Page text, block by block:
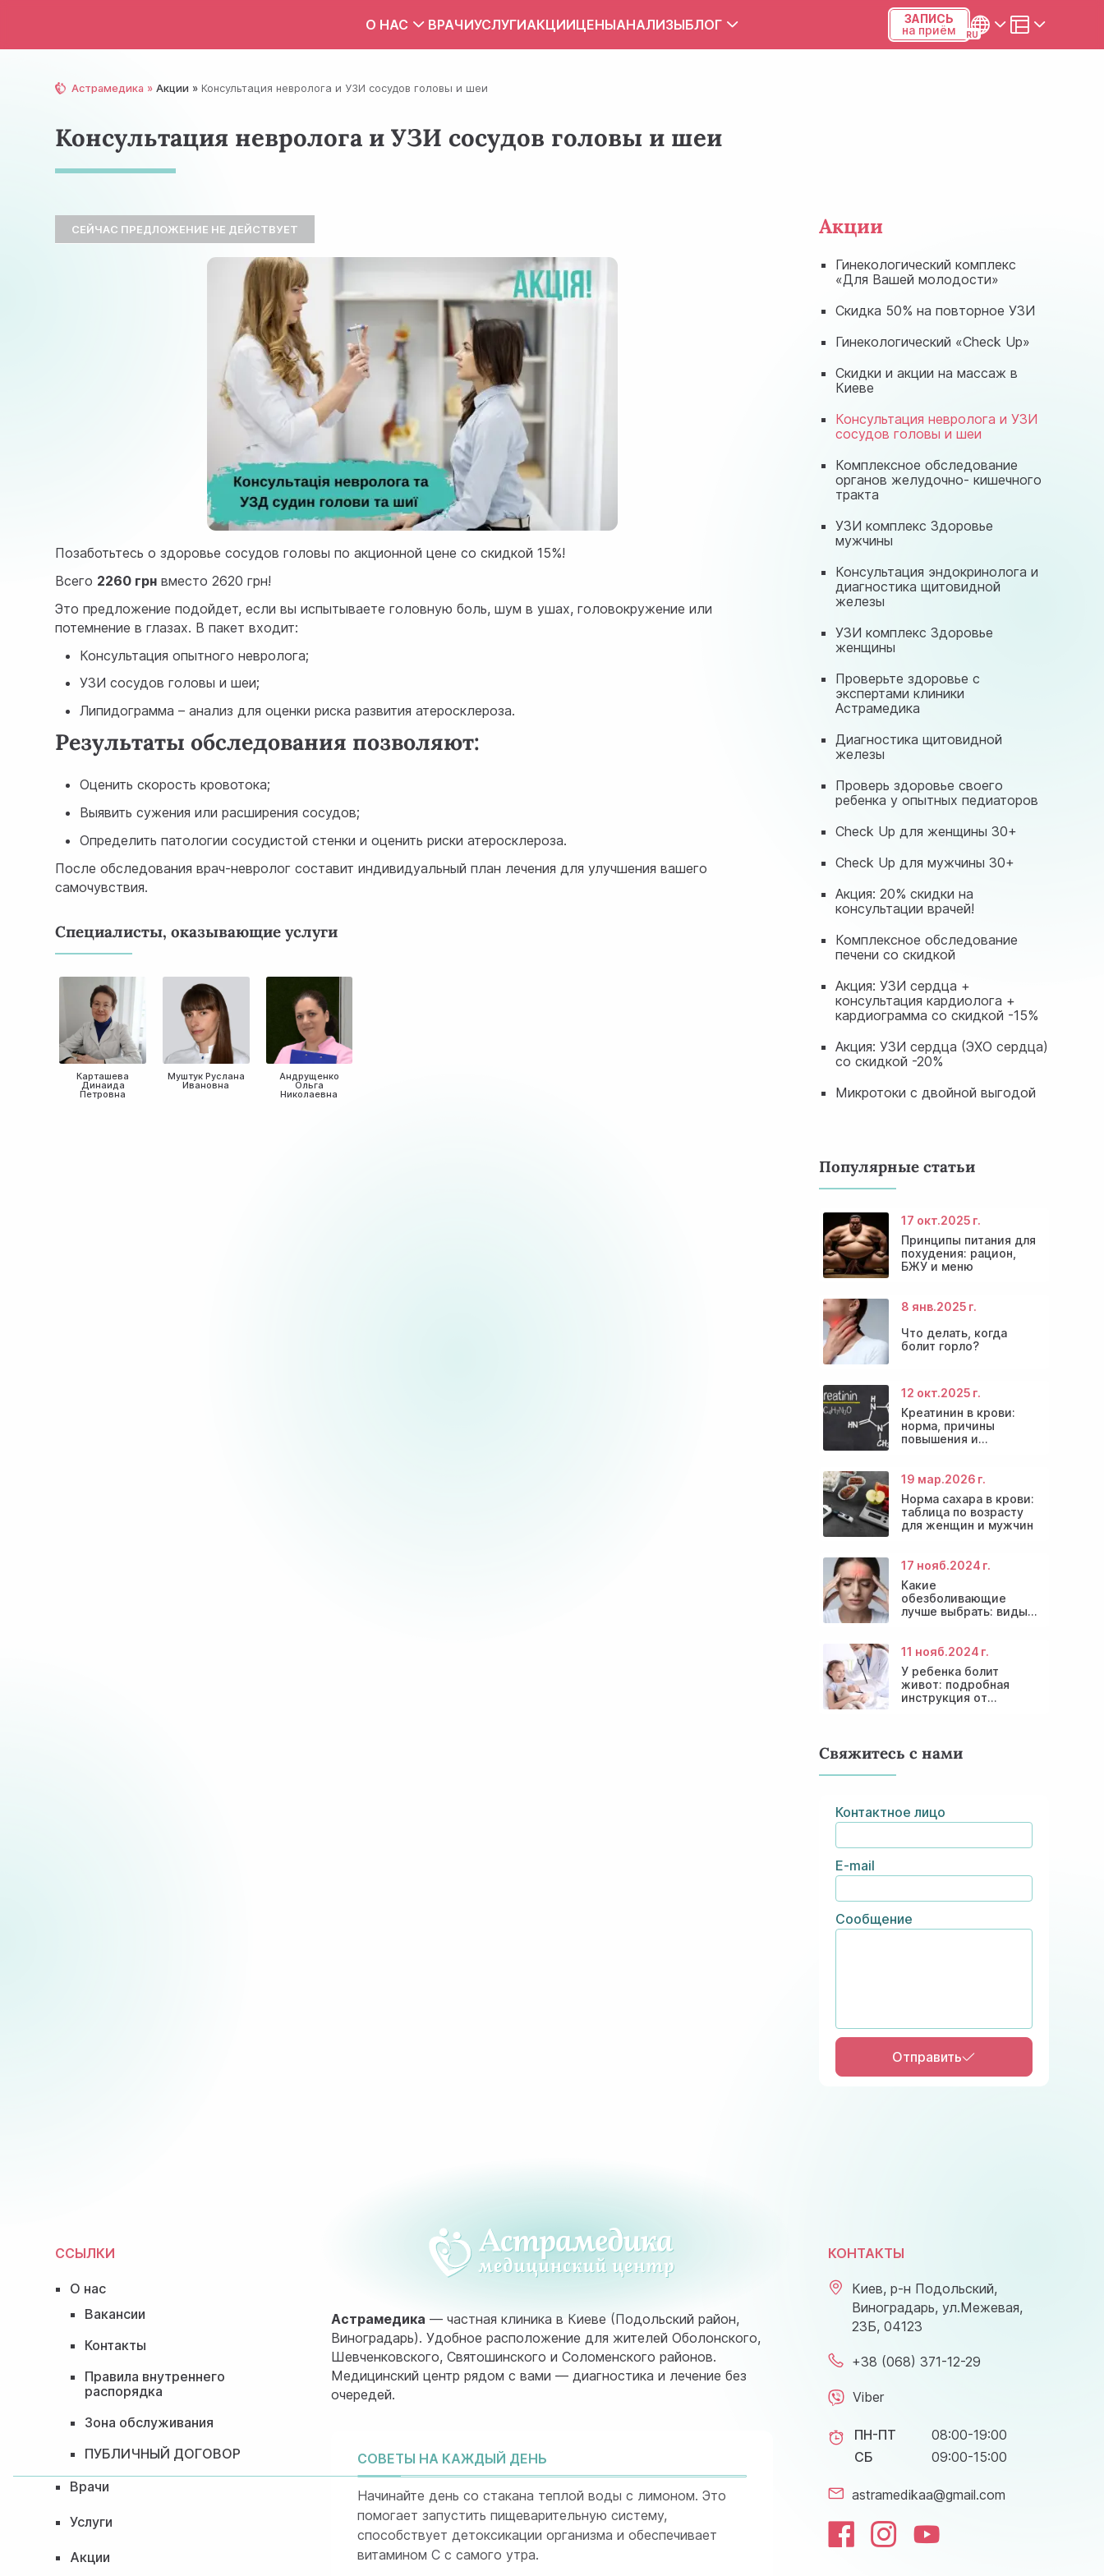
О НАС
Контакты
Правила внутреннего распорядка
Зона обслуживания
ВРАЧИУСЛУГИАКЦИИЦЕНЫАНАЛИЗЫБЛОГ
ЗАПИСЬ
на приём
Viber
ПН-ПТ
08:00-19:00
09:00-15:00
astramedikaa@gmail.com
Астрамедика Акции Консультация невролога и УЗИ сосудов головы и шеи
Консультация невролога и УЗИ сосудов головы и шеи
СЕЙЧАС ПРЕДЛОЖЕНИЕ НЕ ДЕЙСТВУЕТ
Позаботьтесь о здоровье сосудов головы по акционной цене со скидкой 15%!
Всего 2260 грн вместо 2620 грн!
Это предложение подойдет, если вы испытываете головную боль, шум в ушах, головокружение или
потемнение в глазах. В пакет входит:
Консультация опытного невролога;
УЗИ сосудов головы и шеи;
Липидограмма – анализ для оценки риска развития атеросклероза.
Результаты обследования позволяют:
Оценить скорость кровотока;
Выявить сужения или расширения сосудов;
Определить патологии сосудистой стенки и оценить риски атеросклероза.
После обследования врач-невролог составит индивидуальный план лечения для улучшения вашего
самочувствия.
Специалисты, оказывающие услуги
Карташева
Динаида
Петровна
Муштук Руслана
Ивановна
Андрущенко
Ольга
Николаевна
Акции
Гинекологический комплекс
«Для Вашей молодости»
Скидка 50% на повторное УЗИ
Гинекологический «Check Up»
Скидки и акции на массаж в
Киеве
Консультация невролога и УЗИ
сосудов головы и шеи
Комплексное обследование
органов желудочно- кишечного
тракта
УЗИ комплекс Здоровье
мужчины
Консультация эндокринолога и
диагностика щитовидной
железы
УЗИ комплекс Здоровье
женщины
Проверьте здоровье с
экспертами клиники
Астрамедика
Диагностика щитовидной
железы
Проверь здоровье своего
ребенка у опытных педиаторов
Check Up для женщины 30+
Check Up для мужчины 30+
Акция: 20% скидки на
консультации врачей!
Комплексное обследование
печени со скидкой
Акция: УЗИ сердца +
консультация кардиолога +
кардиограмма со скидкой -15%
Акция: УЗИ сердца (ЭХО сердца)
со скидкой -20%
Микротоки с двойной выгодой
Популярные статьи
17 окт.2025 г.
Принципы питания для
похудения: рацион,
БЖУ и меню
8 янв.2025 г.
Что делать, когда
болит горло?
12 окт.2025 г.
Креатинин в крови:
норма, причины
повышения и
19 мар.2026 г.
Норма сахара в крови:
таблица по возрасту
для женщин и мужчин
17 нояб.2024 г.
Какие
обезболивающие
лучше выбрать: виды
применение
11 нояб.2024 г.
У ребенка болит
живот: подробная
инструкция от
Свяжитесь с нами
Контактное лицо
E-mail
Сообщение
Отправить
ССЫЛКИ
О нас
Вакансии
Контакты
Правила внутреннего
распорядка
Зона обслуживания
ПУБЛИЧНЫЙ ДОГОВОР
Врачи
Услуги
Акции
Астрамедика — частная клиника в Киеве (Подольский район,
Виноградарь). Удобное расположение для жителей Оболонского,
Шевченковского, Святошинского и Соломенского районов.
Медицинский центр рядом с вами — диагностика и лечение без
очередей.
СОВЕТЫ НА КАЖДЫЙ ДЕНЬ
Начинайте день со стакана теплой воды с лимоном. Это
помогает запустить пищеварительную систему,
способствует детоксикации организма и обеспечивает
витамином C с самого утра.
КОНТАКТЫ
Киев, р-н Подольский,
Виноградарь, ул.Межевая,
23Б, 04123
+38 (068) 371-12-29
Viber
ПН-ПТ
08:00-19:00
СБ
09:00-15:00
astramedikaa@gmail.com